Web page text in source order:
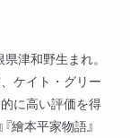
津和野生まれ。
ケイト・グリー
に高い評価を得
繪本平家物語』